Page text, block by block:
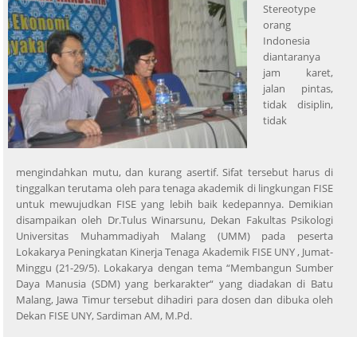
Stereotype
orang
Indonesia
diantaranya
jam karet,
jalan pintas,
tidak disiplin,
tidak
mengindahkan mutu, dan kurang asertif. Sifat tersebut harus di
tinggalkan terutama oleh para tenaga akademik di lingkungan FISE
untuk mewujudkan FISE yang lebih baik kedepannya. Demikian
disampaikan oleh Dr.Tulus Winarsunu, Dekan Fakultas Psikologi
Universitas Muhammadiyah Malang (UMM) pada peserta
Lokakarya Peningkatan Kinerja Tenaga Akademik FISE UNY , Jumat-
Minggu (21-29/5). Lokakarya dengan tema “Membangun Sumber
Daya Manusia (SDM) yang berkarakter“ yang diadakan di Batu
Malang, Jawa Timur tersebut dihadiri para dosen dan dibuka oleh
Dekan FISE UNY, Sardiman AM, M.Pd.